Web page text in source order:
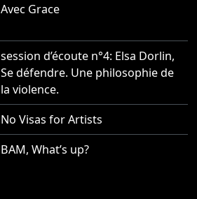
Avec Grace
session d’écoute n°4: Elsa Dorlin,
Se défendre. Une philosophie de
la violence.
No Visas for Artists
BAM, What’s up?